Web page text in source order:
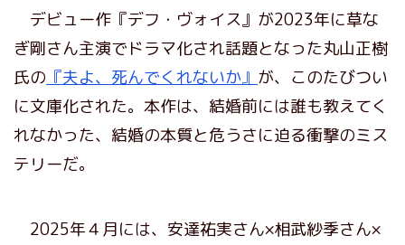
デビュー作『デフ・ヴォイス』が2023年に草な
ぎ剛さん主演でドラマ化され話題となった丸山正樹
氏の 『夫よ、死んでくれないか』 が、このたびつい
に文庫化された。本作は、結婚前には誰も教えてく
れなかった、結婚の本質と危うさに迫る衝撃のミス
テリーだ。
2025年４月には、安達祐実さん×相武紗季さん×